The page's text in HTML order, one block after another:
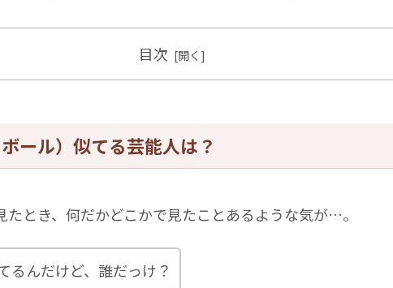
目次
ール）似てる芸能人は？
とき、何だかどこかで見たことあるような気が…。
るんだけど、誰だっけ？